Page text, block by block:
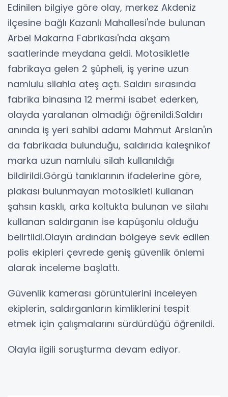
Edinilen bilgiye göre olay, merkez Akdeniz
ilçesine bağlı Kazanlı Mahallesi'nde bulunan
Arbel Makarna Fabrikası'nda akşam
saatlerinde meydana geldi. Motosikletle
fabrikaya gelen 2 şüpheli, iş yerine uzun
namlulu silahla ateş açtı. Saldırı sırasında
fabrika binasına 12 mermi isabet ederken,
olayda yaralanan olmadığı öğrenildi.Saldırı
anında iş yeri sahibi adamı Mahmut Arslan'ın
da fabrikada bulunduğu, saldırıda kaleşnikof
marka uzun namlulu silah kullanıldığı
bildirildi.Görgü tanıklarının ifadelerine göre,
plakası bulunmayan motosikleti kullanan
şahsın kasklı, arka koltukta bulunan ve silahı
kullanan saldırganın ise kapüşonlu olduğu
belirtildi.Olayın ardından bölgeye sevk edilen
polis ekipleri çevrede geniş güvenlik önlemi
alarak inceleme başlattı.
Güvenlik kamerası görüntülerini inceleyen
ekiplerin, saldırganların kimliklerini tespit
etmek için çalışmalarını sürdürdüğü öğrenildi.
Olayla ilgili soruşturma devam ediyor.